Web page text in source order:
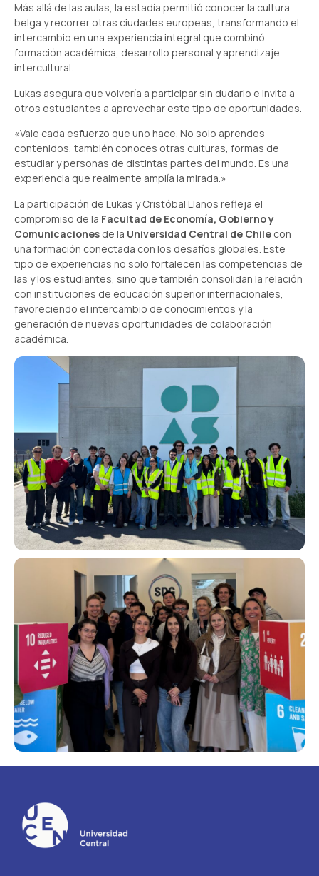
Más allá de las aulas, la estadía permitió conocer la cultura
belga y recorrer otras ciudades europeas, transformando el
intercambio en una experiencia integral que combinó
formación académica, desarrollo personal y aprendizaje
intercultural.
Lukas asegura que volvería a participar sin dudarlo e invita a
otros estudiantes a aprovechar este tipo de oportunidades.
«Vale cada esfuerzo que uno hace. No solo aprendes
contenidos, también conoces otras culturas, formas de
estudiar y personas de distintas partes del mundo. Es una
experiencia que realmente amplía la mirada.»
La participación de Lukas y Cristóbal Llanos refleja el
compromiso de la Facultad de Economía, Gobierno y
Comunicaciones de la Universidad Central de Chile con
una formación conectada con los desafíos globales. Este
tipo de experiencias no solo fortalecen las competencias de
las y los estudiantes, sino que también consolidan la relación
con instituciones de educación superior internacionales,
favoreciendo el intercambio de conocimientos y la
generación de nuevas oportunidades de colaboración
académica.